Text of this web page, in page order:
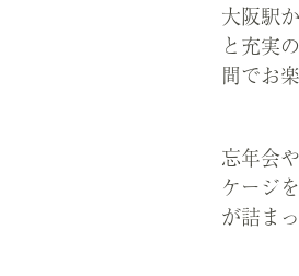
大阪駅
と充実
間でお
忘年会
ケージ
が詰ま